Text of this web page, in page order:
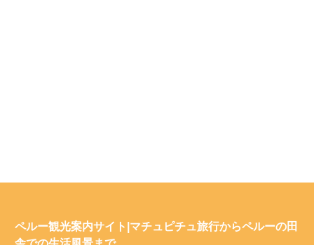
ペルー観光案内サイト|マチュピチュ旅行からペルーの田